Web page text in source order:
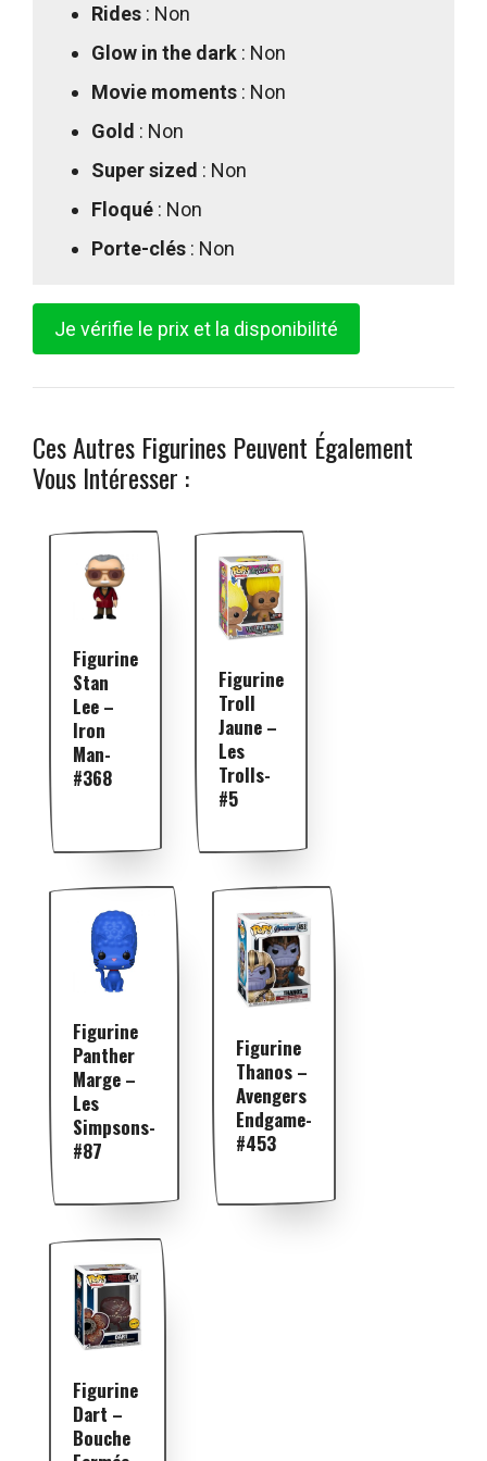
Rides : Non
Glow in the dark : Non
Movie moments : Non
Gold : Non
Super sized : Non
Floqué : Non
Porte-clés : Non
Je vérifie le prix et la disponibilité
Ces Autres Figurines Peuvent Également
Vous Intéresser :
Figurine
Stan
Lee –
Iron
Man-
#368
Figurine
Troll
Jaune –
Les
Trolls-
#5
Figurine
Panther
Marge –
Les
Simpsons-
#87
Figurine
Thanos –
Avengers
Endgame-
#453
Figurine
Dart –
Bouche